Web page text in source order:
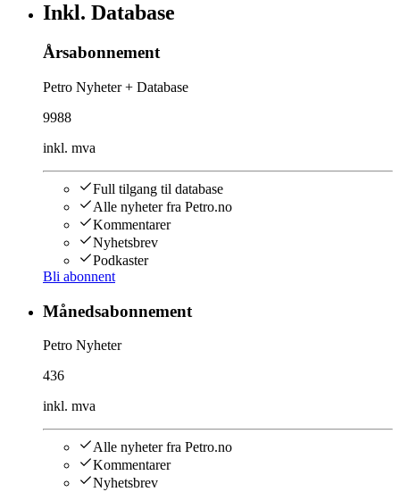
Inkl. Database
Årsabonnement
Petro Nyheter + Database
9988
inkl. mva
Full tilgang til database
Alle nyheter fra Petro.no
Kommentarer
Nyhetsbrev
Podkaster
Bli abonnent
Månedsabonnement
Petro Nyheter
436
inkl. mva
Alle nyheter fra Petro.no
Kommentarer
Nyhetsbrev